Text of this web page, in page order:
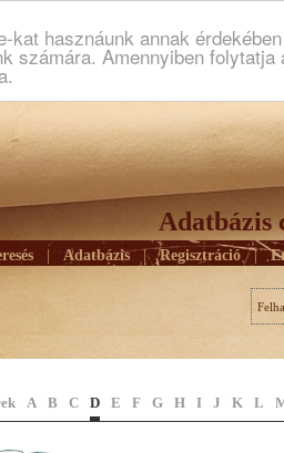
kat hasznáunk annak
számára. Amennyiben
Adatbázis
Adatbázis | Regisztráció |
A B C D E F G H I J K L